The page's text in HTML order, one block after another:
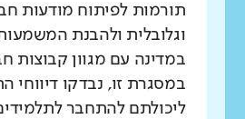
תורמות לפיתוח מודעות
וגלובלית ולהבנת
במדינה עם מגוון קבוצות
במסגרת זו, נבדקו דיווחי
ליכולתם להתחבר